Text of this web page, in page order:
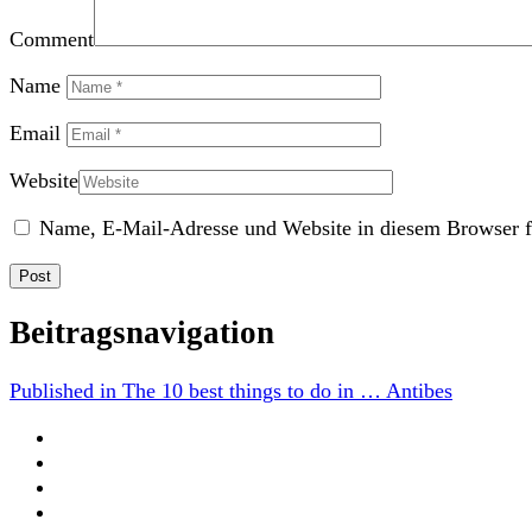
Comment
Name
Email
Website
Name, E-Mail-Adresse und Website in diesem Browser
Beitragsnavigation
Published in The 10 best things to do in … Antibes